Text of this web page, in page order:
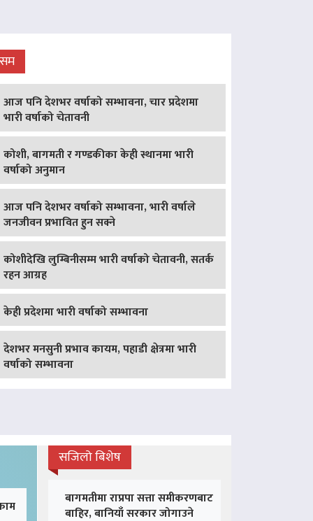
आज पनि देशभर वर्षाको सम्भावना, चार प्रदेशमा
भारी वर्षाको चेतावनी
कोशी, बागमती र गण्डकीका केही स्थानमा भारी
वर्षाको अनुमान
आज पनि देशभर वर्षाको सम्भावना, भारी वर्षाले
जनजीवन प्रभावित हुन सक्ने
कोशीदेखि लुम्बिनीसम्म भारी वर्षाको चेतावनी, सतर्क
रहन आग्रह
केही प्रदेशमा भारी वर्षाको सम्भावना
देशभर मनसुनी प्रभाव कायम, पहाडी क्षेत्रमा भारी
वर्षाको सम्भावना
सजिलो बिशेष
बागमतीमा राप्रपा सत्ता समीकरणबाट
बाहिर, बानियाँ सरकार जोगाउने